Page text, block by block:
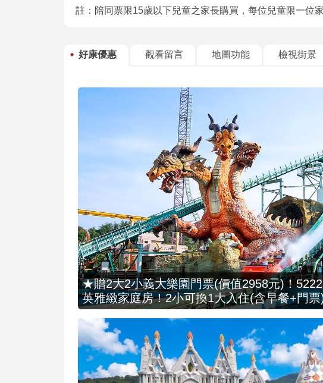
註：陪同票限15歲以下兒童之家長購買，每位兒童限一位
好康優惠 觀看留言 地圖功能 檢視街景
★贈2大2小義大樂園門票(價值2958元)！
英雅緻家庭房！2小可換1大入住(含早餐+門票